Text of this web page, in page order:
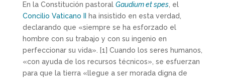
En la Constitución pastoral Gaudium et spes, el
Concilio Vaticano II
ha insistido en esta verdad,
declarando que «siempre se ha esforzado el
hombre con su trabajo y con su ingenio en
perfeccionar su vida».
[1] Cuando los seres humanos,
«con ayuda de los recursos técnicos», se esfuerzan
para que la tierra «llegue a ser morada digna de